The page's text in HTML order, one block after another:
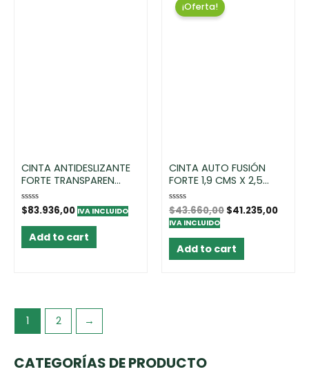
CATEGORÍAS DE PRODUCTO
CINTA ANTIDESLIZANTE
FORTE TRANSPAREN...
Rated
0
out
$83.936,00 IVA INCLUIDO
Add to cart
¡Oferta!
CINTA AUTO FUSIÓN
FORTE 1,9 CMS X 2,5...
Rated
0
out
$43.660,00 $41.235,00
IVA INCLUIDO
Add to cart
1 2 →